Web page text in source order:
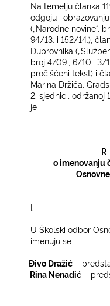
Na temelju članka
odgoju i
(„Narodne novine“,
94/13. i 152/14.),
Dubrovnika
broj 4/09., 6/10., 3/
pročišćeni tekst) i
Marina Držića,
2. sjednici, održanoj
je
R
o imenovanju
I.­
U Školski odbor
imenuju se:­
Đivo Dražić –
Rina Nenadić –